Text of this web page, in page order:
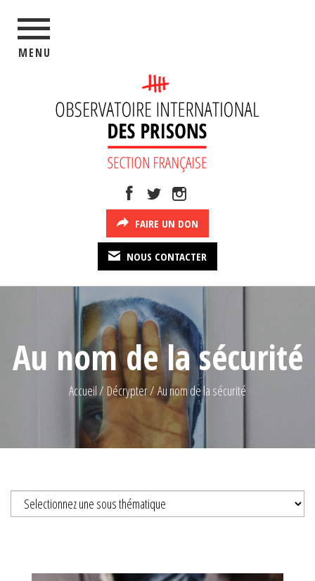
MENU
FAIRE UN DON
NOUS CONTACTER
Au nom de la sécurité
Accueil Décrypter Au nom de la sécurité